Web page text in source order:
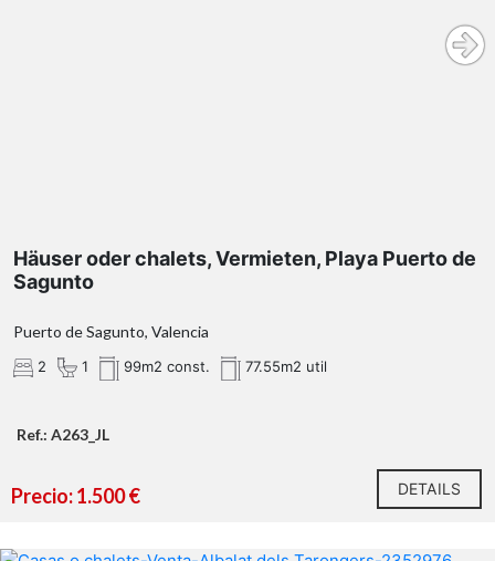
Häuser oder chalets, Vermieten, Playa Puerto de
Sagunto
Puerto de Sagunto, Valencia
2 1 99m2 const. 77.55m2 util
Ref.: A263_JL
Precio: 1.500 € DETAILS